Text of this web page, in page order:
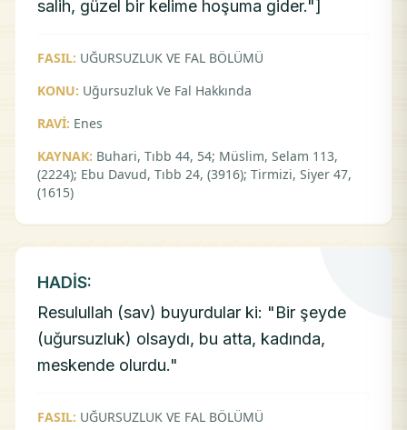
salih, güzel bir kelime hoşuma gider."]
FASIL: UĞURSUZLUK VE FAL BÖLÜMÜ
KONU: Uğursuzluk Ve Fal Hakkında
RAVİ: Enes
KAYNAK: Buhari, Tıbb 44, 54; Müslim, Selam 113,
(2224); Ebu Davud, Tıbb 24, (3916); Tirmizi, Siyer 47,
(1615)
HADİS:
Resulullah (sav) buyurdular ki: "Bir şeyde
(uğursuzluk) olsaydı, bu atta, kadında,
meskende olurdu."
FASIL: UĞURSUZLUK VE FAL BÖLÜMÜ